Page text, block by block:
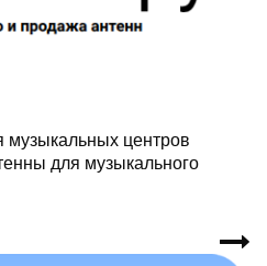
музыкальных центров
для музыкального